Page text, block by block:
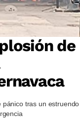
de
pánico tras un estruendo